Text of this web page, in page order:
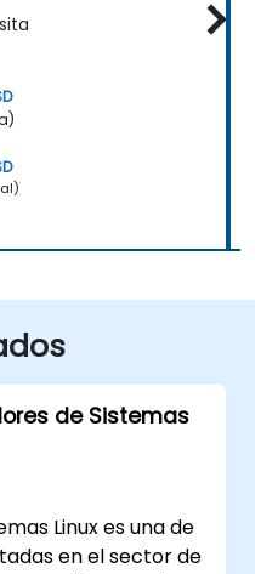
de Sistemas
Linux es una de
en el sector de